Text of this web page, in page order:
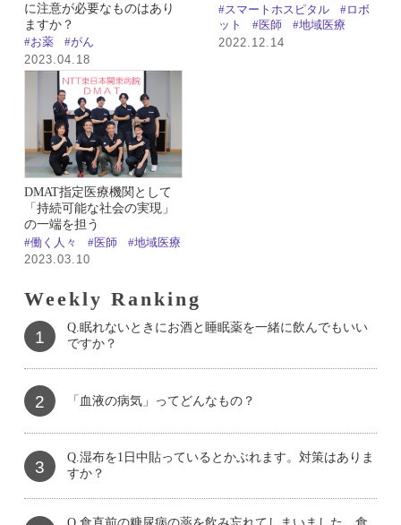
に注意が必要なものはあり
ますか？
#お薬 #がん
2023.04.18
#スマートホスピタル
#ロボ
ット
#医師 #地域医療
2022.12.14
DMAT指定医療機関として
「持続可能な社会の実現」
の一端を担う
#働く人々 #医師 #地域医療
2023.03.10
Weekly Ranking
1
Q.眠れないときにお酒と睡眠薬を一緒に飲んでもいい
ですか？
2 「血液の病気」ってどんなもの？
3
Q.湿布を1日中貼っているとかぶれます。対策はありま
すか？